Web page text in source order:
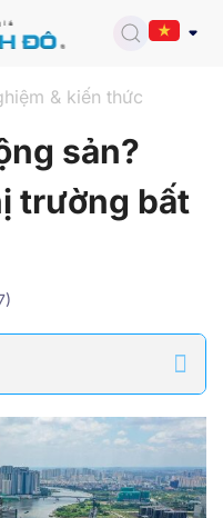
& kiến thức
sản?
trường bất